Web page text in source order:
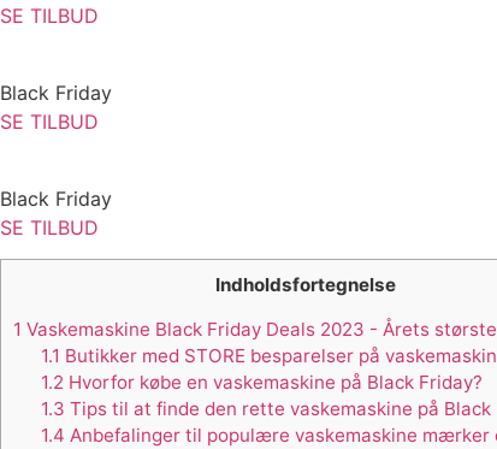
SE TILBUD
Black Friday
SE TILBUD
Black Friday
SE TILBUD
Indholdsfortegnelse
1 Vaskemaskine Black Friday Deals 2023 - Årets
1.1 Butikker med STORE besparelser på
1.2 Hvorfor købe en vaskemaskine på Black Friday?
1.3 Tips til at finde den rette vaskemaskine på Black
1.4 Anbefalinger til populære vaskemaskine mærker